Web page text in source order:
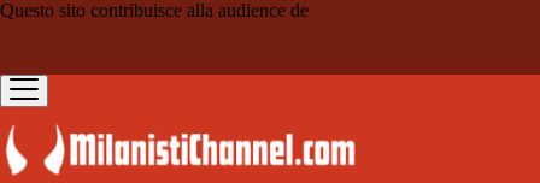
Questo sito contribuisce alla audience de